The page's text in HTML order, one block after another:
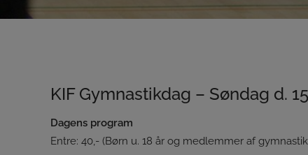
KIF Gymnastikdag – Søndag d.
Dagens program
Entre: 40,- (Børn u. 18 år og medlemmer af